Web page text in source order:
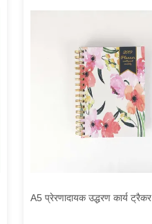
A5 प्रेरणादायक उद्धरण कार्य ट्रैकर